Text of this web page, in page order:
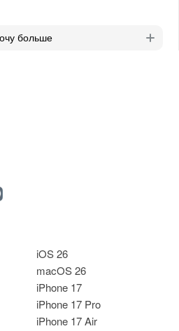
больше
iOS 26
macOS 26
iPhone 17
iPhone 17 Pro
iPhone 17 Air